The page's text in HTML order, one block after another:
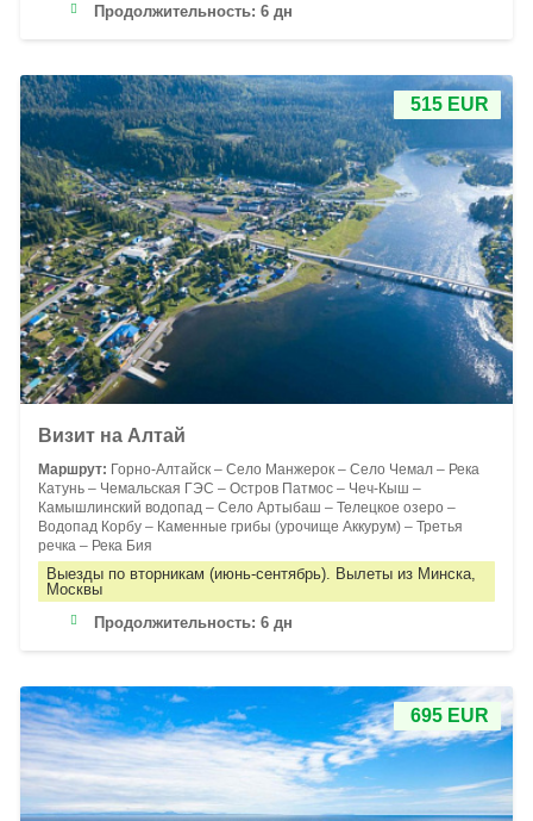
Продолжительность: 6 дн
515 EUR
Визит на Алтай
Маршрут: Горно-Алтайск – Село Манжерок – Село Чемал – Река
Катунь – Чемальская ГЭС – Остров Патмос – Чеч-Кыш –
Камышлинский водопад – Село Артыбаш – Телецкое озеро –
Водопад Корбу – Каменные грибы (урочище Аккурум) – Третья
речка – Река Бия
Выезды по вторникам (июнь-сентябрь). Вылеты из Минска,
Москвы
Продолжительность: 6 дн
695 EUR